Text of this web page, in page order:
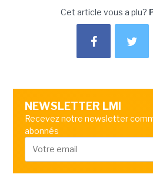
Cet article vous a plu?
NEWSLETTER LMI
Recevez notre newsletter
abonnés